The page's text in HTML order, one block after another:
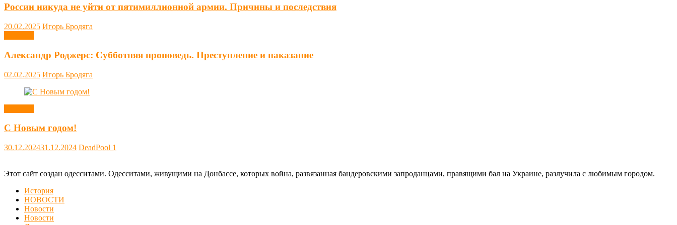
России никуда не уйти от пятимиллионной армии. Причины и последствия
20.02.2025 Игорь Бродяга
Александр Роджерс: Субботняя проповедь. Преступление и наказание
02.02.2025 Игорь Бродяга
С Новым годом!
30.12.202431.12.2024 DeadPool 1
Этот сайт создан одесситами. Одесситами, живущими на Донбассе, которых война, развязанная бандеровскими запроданцами, правящими бал на Украине, разлучила с любимым городом.
История
НОВОСТИ
Новости
Новости